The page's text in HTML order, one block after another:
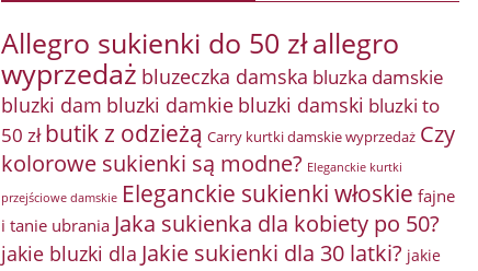
Allegro sukienki do 50 złallegro
wyprzedaż bluzeczka damska bluzka damskie
bluzki dam bluzki damkie bluzki damski bluzki to
50 zł butik z odzieżą Carry kurtki damskie wyprzedaż Czy
kolorowe sukienki są modne? Eleganckie kurtki
przejściowe damskie Eleganckie sukienki włoskie fajne
i tanie ubrania Jaka sukienka dla kobiety po 50?
jakie bluzki dla Jakie sukienki dla 30 latki? jakie